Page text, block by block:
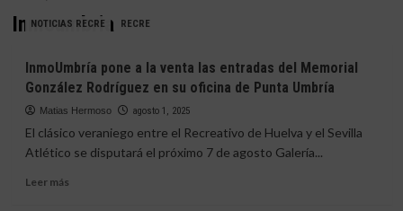
Inmoumbria
NOTICIAS RECRE RECRE
InmoUmbría pone a la venta las entradas del Memorial
González Rodríguez en su oficina de Punta Umbría
Matias Hermoso agosto 1, 2025
El clásico veraniego entre el Recreativo de Huelva y el Sevilla
Atlético se disputará el próximo 7 de agosto Galería...
Leer másLeer